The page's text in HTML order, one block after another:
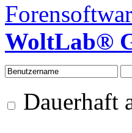
WoltLab®
Dauerhaft